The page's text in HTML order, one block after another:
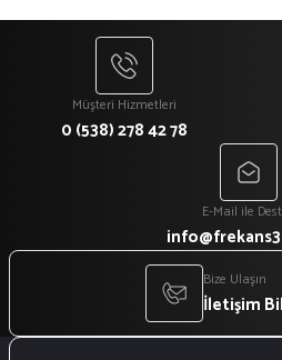
Müşteri Hizmetleri
0 (538) 278 42 78
E-Mail ile
Bize Ulaşın
İletişim